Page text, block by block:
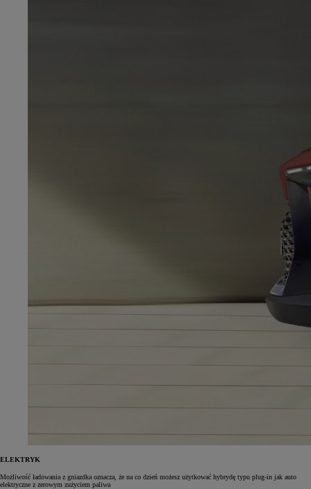
ELEKTRYK
Możliwość ładowania z gniazdka oznacza, że na co dzień możesz użytkować hybrydę typu plug‑in jak auto
elektryczne z zerowym zużyciem paliwa